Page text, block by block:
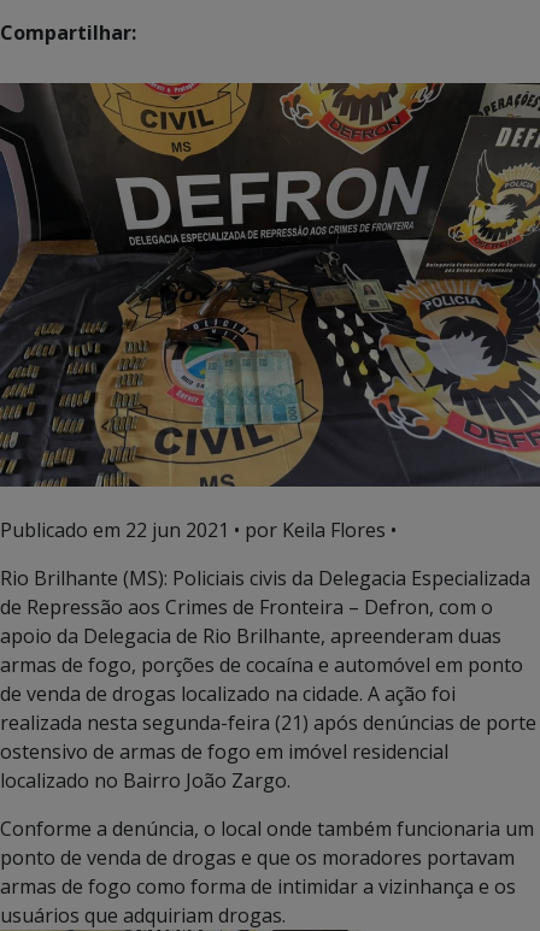
Compartilhar:
Publicado em 22 jun 2021 • por Keila Flores •
Rio Brilhante (MS): Policiais civis da Delegacia Especializada
de Repressão aos Crimes de Fronteira – Defron, com o
apoio da Delegacia de Rio Brilhante, apreenderam duas
armas de fogo, porções de cocaína e automóvel em ponto
de venda de drogas localizado na cidade. A ação foi
realizada nesta segunda-feira (21) após denúncias de porte
ostensivo de armas de fogo em imóvel residencial
localizado no Bairro João Zargo.
Conforme a denúncia, o local onde também funcionaria um
ponto de venda de drogas e que os moradores portavam
armas de fogo como forma de intimidar a vizinhança e os
usuários que adquiriam drogas.